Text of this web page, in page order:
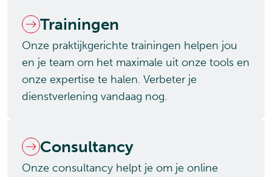
Trainingen
Onze praktijkgerichte trainingen helpen jou
en je team om het maximale uit onze tools en
onze expertise te halen. Verbeter je
dienstverlening vandaag nog.
Consultancy
Onze consultancy helpt je om je online